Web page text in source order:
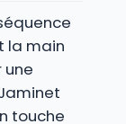
la main
une
touche